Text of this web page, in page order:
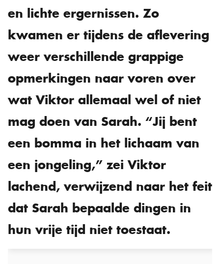
en lichte ergernissen. Zo
kwamen er tijdens de aflevering
weer verschillende grappige
opmerkingen naar voren over
wat Viktor allemaal wel of niet
mag doen van Sarah. “Jij bent
een bomma in het lichaam van
een jongeling,” zei Viktor
lachend, verwijzend naar het feit
dat Sarah bepaalde dingen in
hun vrije tijd niet toestaat.